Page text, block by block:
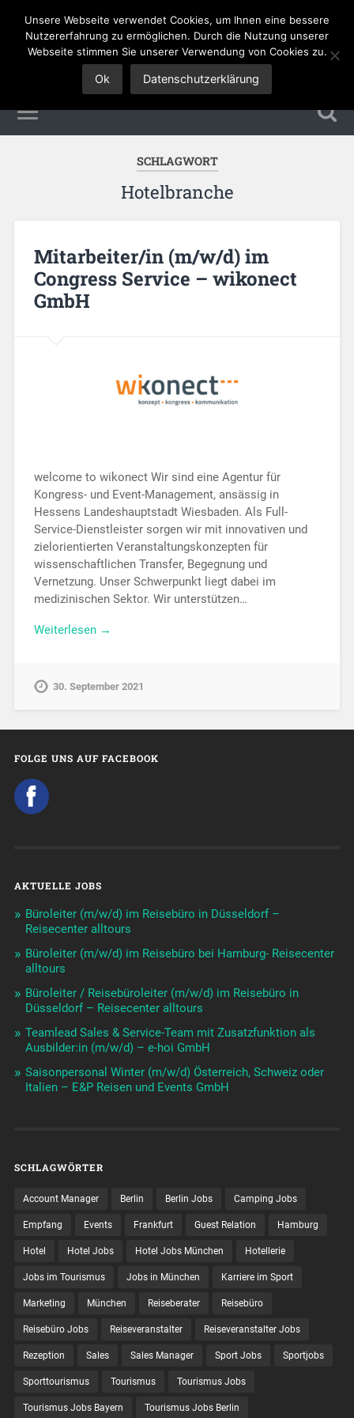
Tourismus Jobs
SCHLAGWORT
Hotelbranche
Mitarbeiter/in (m/w/d) im
Congress Service – wikonect
GmbH
welcome to wikonect Wir sind eine Agentur für
Kongress- und Event-Management, ansässig in
Hessens Landeshauptstadt Wiesbaden. Als Full-
Service-Dienstleister sorgen wir mit innovativen und
zielorientierten Veranstaltungskonzepten für
wissenschaftlichen Transfer, Begegnung und
Vernetzung. Unser Schwerpunkt liegt dabei im
medizinischen Sektor. Wir unterstützen…
Weiterlesen →
30. September 2021
FOLGE UNS AUF FACEBOOK
AKTUELLE JOBS
Büroleiter (m/w/d) im Reisebüro in Düsseldorf –
Reisecenter alltours
Büroleiter (m/w/d) im Reisebüro bei Hamburg- Reisecenter
alltours
Büroleiter / Reisebüroleiter (m/w/d) im Reisebüro in
Düsseldorf – Reisecenter alltours
Teamlead Sales & Service-Team mit Zusatzfunktion als
Ausbilder:in (m/w/d) – e-hoi GmbH
Saisonpersonal Winter (m/w/d) Österreich, Schweiz oder
Italien – E&P Reisen und Events GmbH
SCHLAGWÖRTER
Account Manager Berlin Berlin Jobs Camping Jobs
Empfang Events Frankfurt Guest Relation Hamburg
Hotel Hotel Jobs Hotel Jobs München Hotellerie
Jobs im Tourismus Jobs in München Karriere im Sport
Marketing München Reiseberater Reisebüro
Reisebüro Jobs Reiseveranstalter Reiseveranstalter Jobs
Rezeption Sales Sales Manager Sport Jobs Sportjobs
Sporttourismus Tourismus Tourismus Jobs
Tourismus Jobs Bayern Tourismus Jobs Berlin
Unsere Webseite verwendet Cookies, um Ihnen eine bessere
Nutzererfahrung zu ermöglichen. Durch die Nutzung unserer
Webseite stimmen Sie unserer Verwendung von Cookies zu.
Ok Datenschutzerklärung